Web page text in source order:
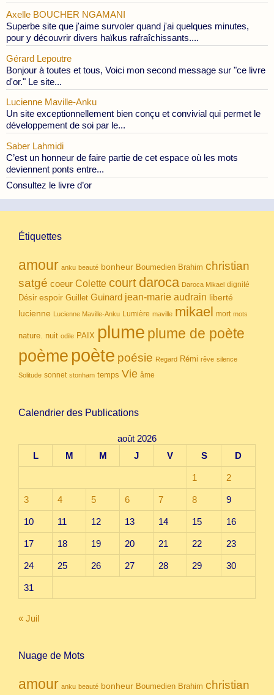
Axelle BOUCHER NGAMANI
Superbe site que j'aime survoler quand j'ai quelques minutes,
pour y découvrir divers haïkus rafraîchissants....
Gérard Lepoutre
Bonjour à toutes et tous, Voici mon second message sur "ce livre
d'or." Le site...
Lucienne Maville-Anku
Un site exceptionnellement bien conçu et convivial qui permet le
développement de soi par le...
Saber Lahmidi
C’est un honneur de faire partie de cet espace où les mots
deviennent ponts entre...
Consultez le livre d’or
Étiquettes
amour anku beauté bonheur Boumedien Brahim christian
satgé coeur Colette court daroca Daroca Mikael dignité
Désir espoir Guillet Guinard jean-marie audrain liberté
lucienne Lucienne Maville-Anku Lumière maville mikael mort mots
nature. nuit odile PAIX plume plume de poète
poème poète poésie Regard Rémi rêve silence
Solitude sonnet stonham temps Vie âme
Calendrier des Publications
août 2026
L
M M J V S D
1 2
3 4 5 6 7 8 9
10 11 12 13 14 15 16
17 18 19 20 21 22 23
24 25 26 27 28 29 30
31
« Juil
Nuage de Mots
amour anku beauté bonheur Boumedien Brahim christian